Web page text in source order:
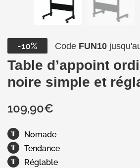
-10% Code FUN10
Table d’appoint
noire simple et
109,90€
Nomade
Tendance
Réglable